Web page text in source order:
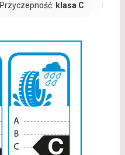
Przyczepność: klasa C